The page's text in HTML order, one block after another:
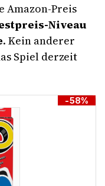
Amazon-Preis
Niveau
. Kein anderer
Spiel derzeit
-58%